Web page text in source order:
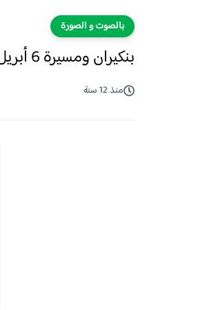
بالصوت و الصورة
بنكيران ومسيرة 6 أبريل
منذ 12 سنة